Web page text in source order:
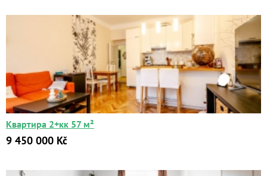
Квартира 2+кк 57 м²
9 450 000 Kč